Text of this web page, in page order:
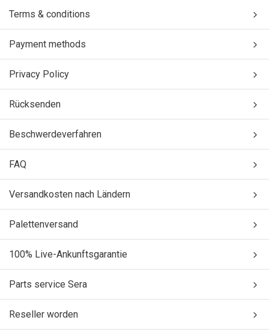
Terms & conditions
Payment methods
Privacy Policy
Rücksenden
Beschwerdeverfahren
FAQ
Versandkosten nach Ländern
Palettenversand
100% Live-Ankunftsgarantie
Parts service Sera
Reseller worden